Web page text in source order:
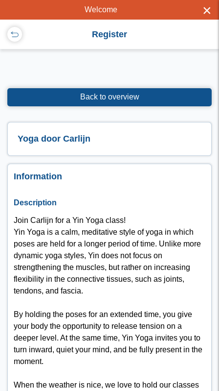
Welcome ×
Register
Back to overview
Yoga door Carlijn
Information
Description
Join Carlijn for a Yin Yoga class!
Yin Yoga is a calm, meditative style of yoga in which
poses are held for a longer period of time. Unlike more
dynamic yoga styles, Yin does not focus on
strengthening the muscles, but rather on increasing
flexibility in the connective tissues, such as joints,
tendons, and fascia.
By holding the poses for an extended time, you give
your body the opportunity to release tension on a
deeper level. At the same time, Yin Yoga invites you to
turn inward, quiet your mind, and be fully present in the
moment.
When the weather is nice, we love to hold our classes